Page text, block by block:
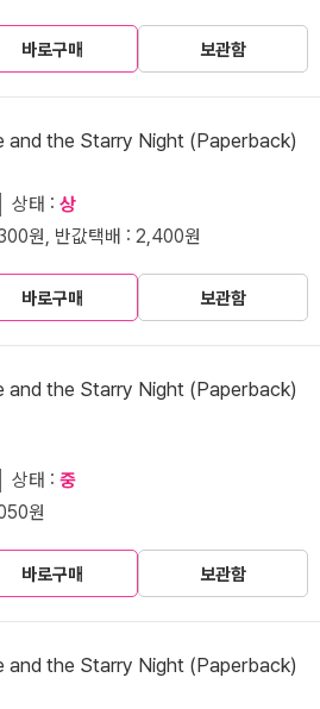
바로구매 보관함
and the Starry Night (Paperback)
상태 : 상
원, 반값택배 : 2,400원
바로구매 보관함
and the Starry Night (Paperback)
상태 : 중
원
바로구매 보관함
and the Starry Night (Paperback)